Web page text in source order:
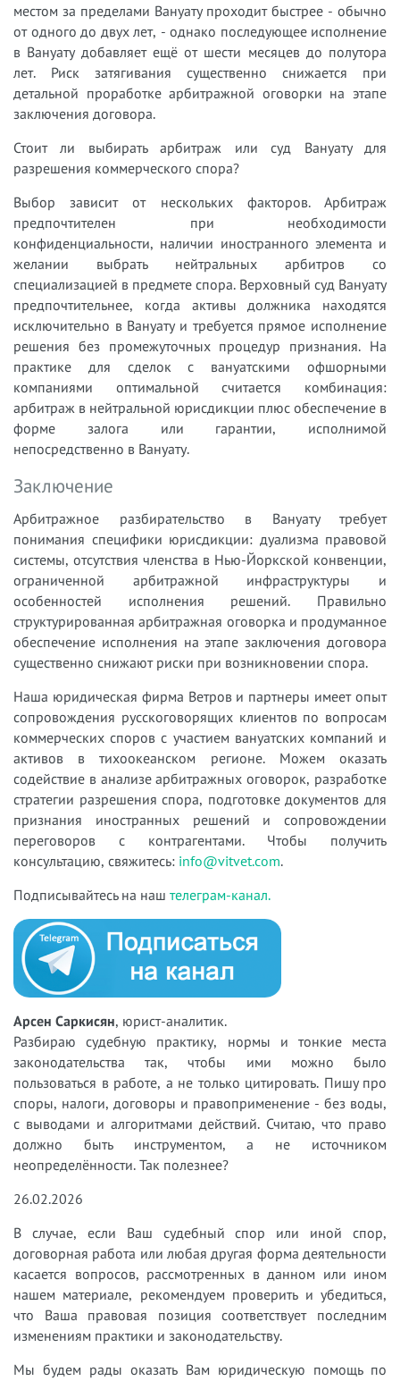
местом за пределами Вануату проходит быстрее - обычно
от одного до двух лет, - однако последующее исполнение
в Вануату добавляет ещё от шести месяцев до полутора
лет. Риск затягивания существенно снижается при
детальной проработке арбитражной оговорки на этапе
заключения договора.
Стоит ли выбирать арбитраж или суд Вануату для
разрешения коммерческого спора?
Выбор зависит от нескольких факторов. Арбитраж
предпочтителен при необходимости
конфиденциальности, наличии иностранного элемента и
желании выбрать нейтральных арбитров со
специализацией в предмете спора. Верховный суд Вануату
предпочтительнее, когда активы должника находятся
исключительно в Вануату и требуется прямое исполнение
решения без промежуточных процедур признания. На
практике для сделок с вануатскими офшорными
компаниями оптимальной считается комбинация:
арбитраж в нейтральной юрисдикции плюс обеспечение в
форме залога или гарантии, исполнимой
непосредственно в Вануату.
Заключение
Арбитражное разбирательство в Вануату требует
понимания специфики юрисдикции: дуализма правовой
системы, отсутствия членства в Нью-Йоркской конвенции,
ограниченной арбитражной инфраструктуры и
особенностей исполнения решений. Правильно
структурированная арбитражная оговорка и продуманное
обеспечение исполнения на этапе заключения договора
существенно снижают риски при возникновении спора.
Наша юридическая фирма Ветров и партнеры имеет опыт
сопровождения русскоговорящих клиентов по вопросам
коммерческих споров с участием вануатских компаний и
активов в тихоокеанском регионе. Можем оказать
содействие в анализе арбитражных оговорок, разработке
стратегии разрешения спора, подготовке документов для
признания иностранных решений и сопровождении
переговоров с контрагентами. Чтобы получить
консультацию, свяжитесь: info@vitvet.com.
Подписывайтесь на наш телеграм-канал.
Арсен Саркисян, юрист-аналитик.
Разбираю судебную практику, нормы и тонкие места
законодательства так, чтобы ими можно было
пользоваться в работе, а не только цитировать. Пишу про
споры, налоги, договоры и правоприменение - без воды,
с выводами и алгоритмами действий. Считаю, что право
должно быть инструментом, а не источником
неопределённости. Так полезнее?
26.02.2026
В случае, если Ваш судебный спор или иной спор,
договорная работа или любая другая форма деятельности
касается вопросов, рассмотренных в данном или ином
нашем материале, рекомендуем проверить и убедиться,
что Ваша правовая позиция соответствует последним
изменениям практики и законодательству.
Мы будем рады оказать Вам юридическую помощь по